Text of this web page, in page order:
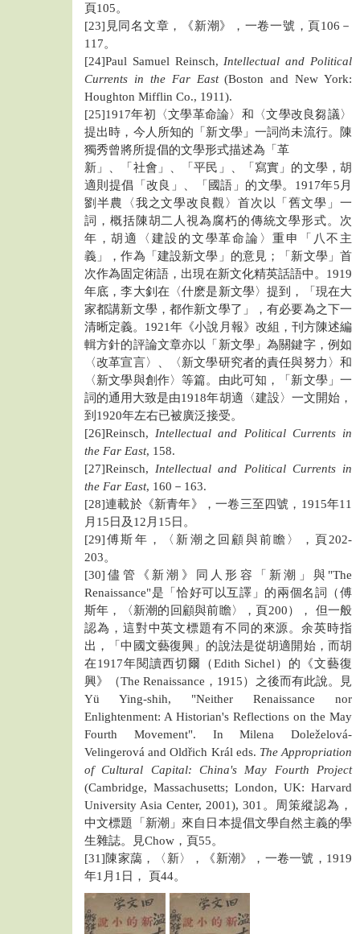
頁105。
[23]見同名文章，《新潮》，一卷一號，頁106－
117。
[24]Paul Samuel Reinsch,Intellectual and Political
Currents in the Far East(Boston and New York:
Houghton Mifflin Co., 1911).
[25]1917年初〈文學革命論〉和〈文學改良芻議〉
提出時，今人所知的「新文學」一詞尚未流行。陳
獨秀曾將所提倡的文學形式描述為「革
新」、「社會」、「平民」、「寫實」的文學，胡
適則提倡「改良」、「國語」的文學。1917年5月
劉半農〈我之文學改良觀〉首次以「舊文學」一
詞，概括陳胡二人視為腐朽的傳統文學形式。次
年，胡適〈建設的文學革命論〉重申「八不主
義」，作為「建設新文學」的意見；「新文學」首
次作為固定術語，出現在新文化精英話語中。1919
年底，李大釗在〈什麽是新文學〉提到，「現在大
家都講新文學，都作新文學了」，有必要為之下一
清晰定義。1921年《小說月報》改組，刊方陳述編
輯方針的評論文章亦以「新文學」為關鍵字，例如
〈改革宣言〉、〈新文學研究者的責任與努力〉和
〈新文學與創作〉等篇。由此可知，「新文學」一
詞的通用大致是由1918年胡適〈建設〉一文開始，
到1920年左右已被廣泛接受。
[26]Reinsch,Intellectual and Political Currents in
the Far East, 158.
[27]Reinsch,Intellectual and Political Currents in
the Far East, 160－163.
[28]連載於《新青年》，一卷三至四號，1915年11
月15日及12月15日。
[29]傅斯年，〈新潮之回顧與前瞻〉，頁202-
203。
[30]儘管《新潮》同人形容「新潮」與"The
Renaissance"是「恰好可以互譯」的兩個名詞（傅
斯年，〈新潮的回顧與前瞻〉，頁200）， 但一般
認為，這對中英文標題有不同的來源。余英時指
出，「中國文藝復興」的說法是從胡適開始，而胡
在1917年閱讀西切爾（Edith Sichel）的《文藝復
興》（The Renaissance，1915）之後而有此說。見
Yü Ying-shih, "Neither Renaissance nor
Enlightenment: A Historian's Reflections on the May
Fourth Movement". In Milena Doleželová-
Velingerová and Oldřich Král eds. The Appropriation
of Cultural Capital: China's May Fourth Project
(Cambridge, Massachusetts; London, UK: Harvard
University Asia Center, 2001), 301。周策縱認為，
中文標題「新潮」來自日本提倡文學自然主義的學
生雜誌。見Chow，頁55。
[31]陳家藹，〈新〉，《新潮》，一卷一號，1919
年1月1日， 頁44。